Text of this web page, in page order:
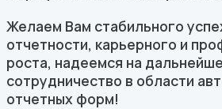
Желаем Вам стабильного
отчетности, карьерного и
роста, надеемся на
сотрудничество в области
отчетных форм!